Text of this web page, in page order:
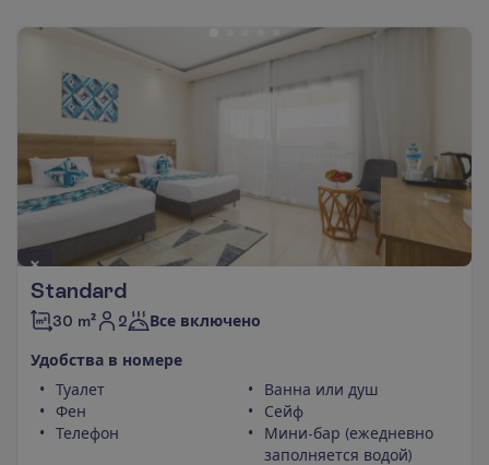
Standard
30 m² 2 Все включено
Удобства в номере
Туалет
Фен
Телефон
Ванна или душ
Сейф
Мини-бар (ежедневно
заполняется водой)